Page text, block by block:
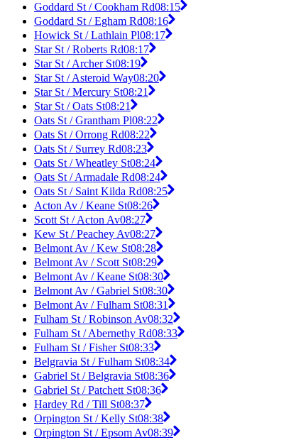
Goddard St / Cookham Rd08:15
Goddard St / Egham Rd08:16
Howick St / Lathlain Pl08:17
Star St / Roberts Rd08:17
Star St / Archer St08:19
Star St / Asteroid Way08:20
Star St / Mercury St08:21
Star St / Oats St08:21
Oats St / Grantham Pl08:22
Oats St / Orrong Rd08:22
Oats St / Surrey Rd08:23
Oats St / Wheatley St08:24
Oats St / Armadale Rd08:24
Oats St / Saint Kilda Rd08:25
Acton Av / Keane St08:26
Scott St / Acton Av08:27
Kew St / Peachey Av08:27
Belmont Av / Kew St08:28
Belmont Av / Scott St08:29
Belmont Av / Keane St08:30
Belmont Av / Gabriel St08:30
Belmont Av / Fulham St08:31
Fulham St / Robinson Av08:32
Fulham St / Abernethy Rd08:33
Fulham St / Fisher St08:33
Belgravia St / Fulham St08:34
Gabriel St / Belgravia St08:36
Gabriel St / Patchett St08:36
Hardey Rd / Till St08:37
Orpington St / Kelly St08:38
Orpington St / Epsom Av08:39